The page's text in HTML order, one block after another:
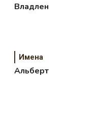
Владлен
Имена
Альберт